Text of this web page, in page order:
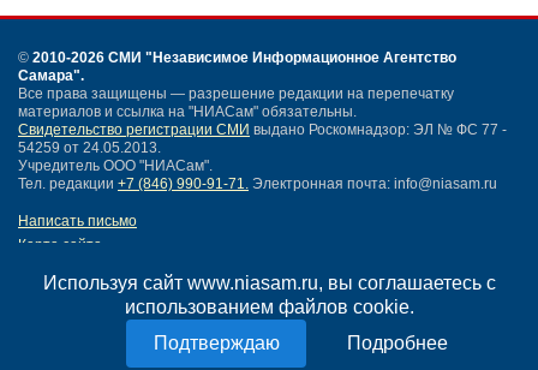
Используя сайт www.niasam.ru, вы соглашаетесь с
использованием файлов cookie.
Подробнее
© 2010-2026 СМИ "Независимое Информационное Агентство
Самара".
Все права защищены — разрешение редакции на перепечатку
материалов и ссылка на "НИАСам" обязательны.
Свидетельство регистрации СМИ выдано Роскомнадзор: ЭЛ № ФС 77 -
54259 от 24.05.2013.
Учредитель ООО "НИАСам".
Тел. редакции +7 (846) 990-91-71. Электронная почта: info@niasam.ru
Написать письмо
Карта сайта
Политика конфиденциальности
Согласие на обработку персональных данных